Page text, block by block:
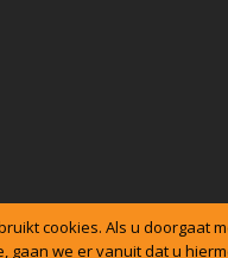
Onlinespamfilter | Alle
cookies. Als u doorgaat
gaan we er vanuit dat u